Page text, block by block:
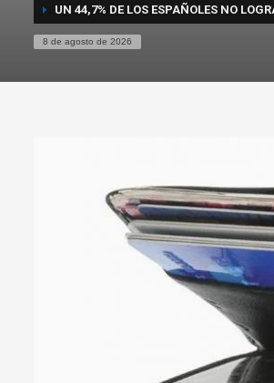
UN 44,7% DE LOS ESPAÑOLES NO
8 de agosto de 2026